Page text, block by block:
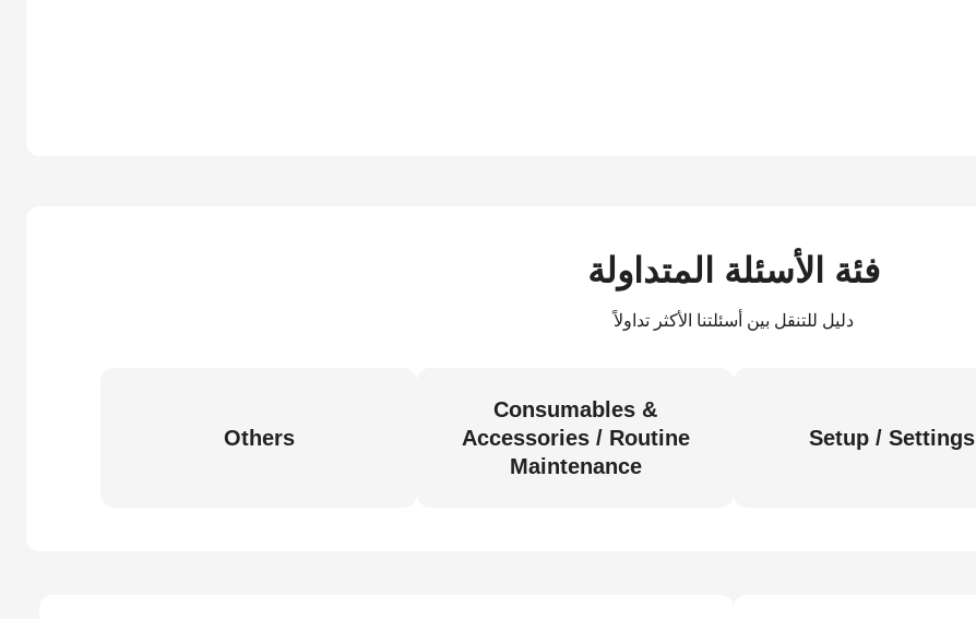
فئة الأسئلة المتداولة
دليل للتنقل بين أسئلتنا الأكثر تداولاً
Setup / Settings
Consumables &
Accessories / Routine
Maintenance
Others